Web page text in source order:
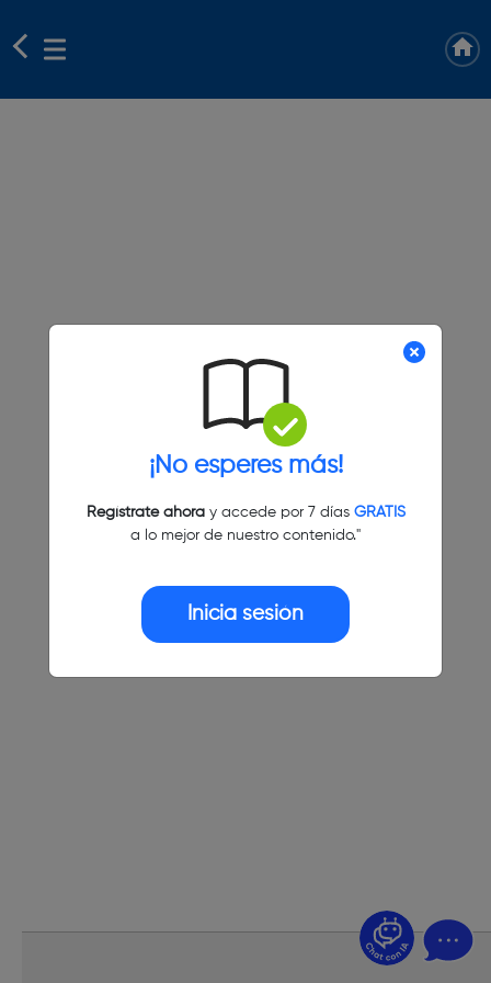
¡No esperes más!
Regístrate ahoray accede por 7 días GRATIS
a lo mejor de nuestro contenido."
Inicia sesión